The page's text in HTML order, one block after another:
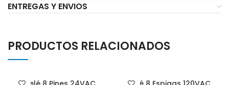
ENTREGAS Y ENVIOS
PRODUCTOS RELACIONADOS